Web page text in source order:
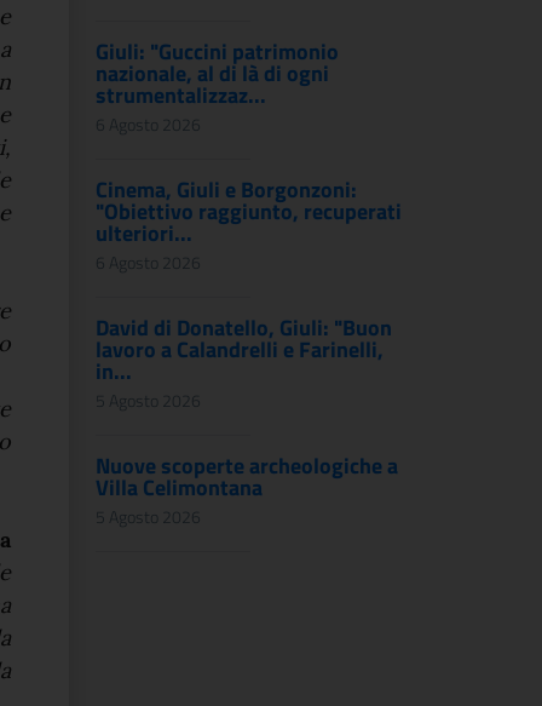
Giuli: "Guccini patrimonio
nazionale, al di là di ogni
strumentalizzaz...
6 Agosto 2026
Cinema, Giuli e Borgonzoni:
"Obiettivo raggiunto, recuperati
ulteriori...
6 Agosto 2026
David di Donatello, Giuli: "Buon
lavoro a Calandrelli e Farinelli,
in...
5 Agosto 2026
Nuove scoperte archeologiche a
Villa Celimontana
5 Agosto 2026